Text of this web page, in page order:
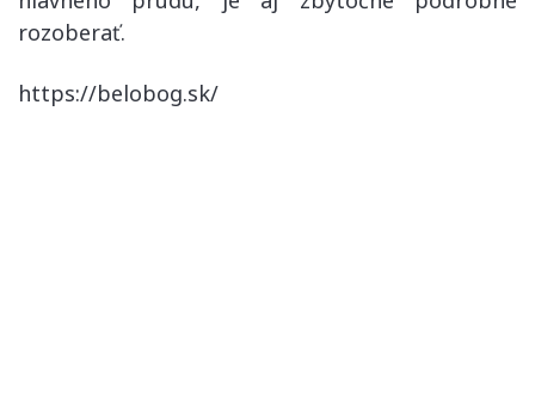
rozoberať.
https://belobog.sk/